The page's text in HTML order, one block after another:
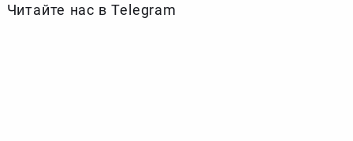
Читайте нас в Telegram